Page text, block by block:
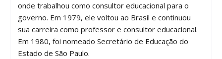
onde trabalhou como consultor educacional para o
governo. Em 1979, ele voltou ao Brasil e continuou
sua carreira como professor e consultor educacional.
Em 1980, foi nomeado Secretário de Educação do
Estado de São Paulo.